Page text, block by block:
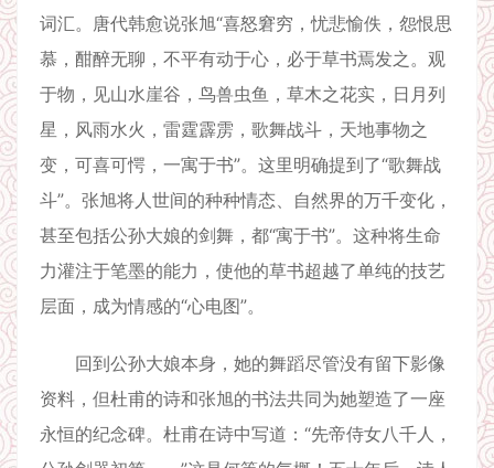
词汇。唐代韩愈说张旭“喜怒窘穷，忧悲愉佚，怨恨思
慕，酣醉无聊，不平有动于心，必于草书焉发之。观
于物，见山水崖谷，鸟兽虫鱼，草木之花实，日月列
星，风雨水火，雷霆霹雳，歌舞战斗，天地事物之
变，可喜可愕，一寓于书”。这里明确提到了“歌舞战
斗”。张旭将人世间的种种情态、自然界的万千变化，
甚至包括公孙大娘的剑舞，都“寓于书”。这种将生命
力灌注于笔墨的能力，使他的草书超越了单纯的技艺
层面，成为情感的“心电图”。
回到公孙大娘本身，她的舞蹈尽管没有留下影像
资料，但杜甫的诗和张旭的书法共同为她塑造了一座
永恒的纪念碑。杜甫在诗中写道：“先帝侍女八千人，